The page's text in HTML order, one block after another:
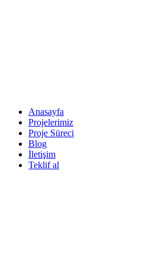
Anasayfa
Projelerimiz
Proje Süreci
Blog
İletişim
Teklif al